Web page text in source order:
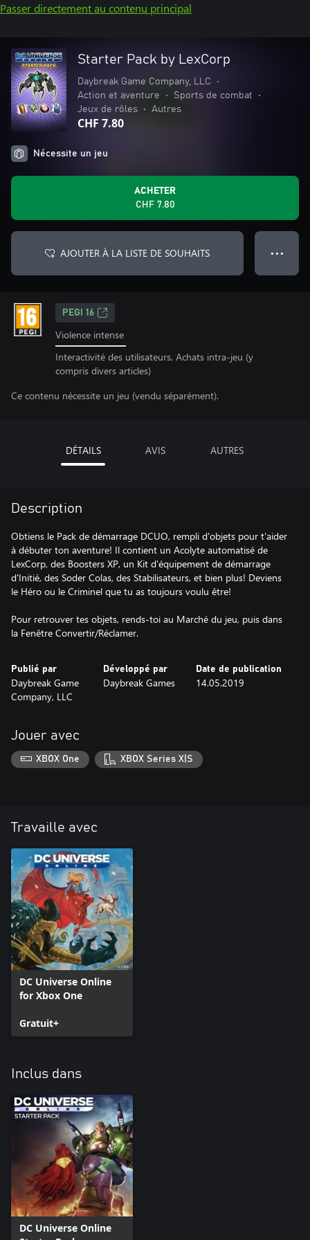
Passer directement au contenu principal
Starter Pack by LexCorp
Daybreak Game Company, LLC
•
Action et aventure
• Sports de combat
•
Jeux de rôles
• Autres
CHF 7.80
Nécessite un jeu
ACHETER
CHF 7.80
AJOUTER À LA LISTE DE SOUHAITS ● ● ●
PEGI 16
Violence intense
Interactivité des utilisateurs, Achats intra-jeu (y
compris divers articles)
Ce contenu nécessite un jeu (vendu séparément).
DÉTAILS AVIS AUTRES
Description
Obtiens le Pack de démarrage DCUO, rempli d'objets pour t'aider
à débuter ton aventure! Il contient un Acolyte automatisé de
LexCorp, des Boosters XP, un Kit d'équipement de démarrage
d'Initié, des Soder Colas, des Stabilisateurs, et bien plus! Deviens
le Héro ou le Criminel que tu as toujours voulu être!
Pour retrouver tes objets, rends-toi au Marché du jeu, puis dans
la Fenêtre Convertir/Réclamer.
Publié par
Daybreak Game
Company, LLC
Développé par
Daybreak Games
Date de publication
14.05.2019
Jouer avec
XBOX One XBOX Series X|S
Travaille avec
DC Universe Online
for Xbox One
Gratuit+
Inclus dans
DC Universe Online